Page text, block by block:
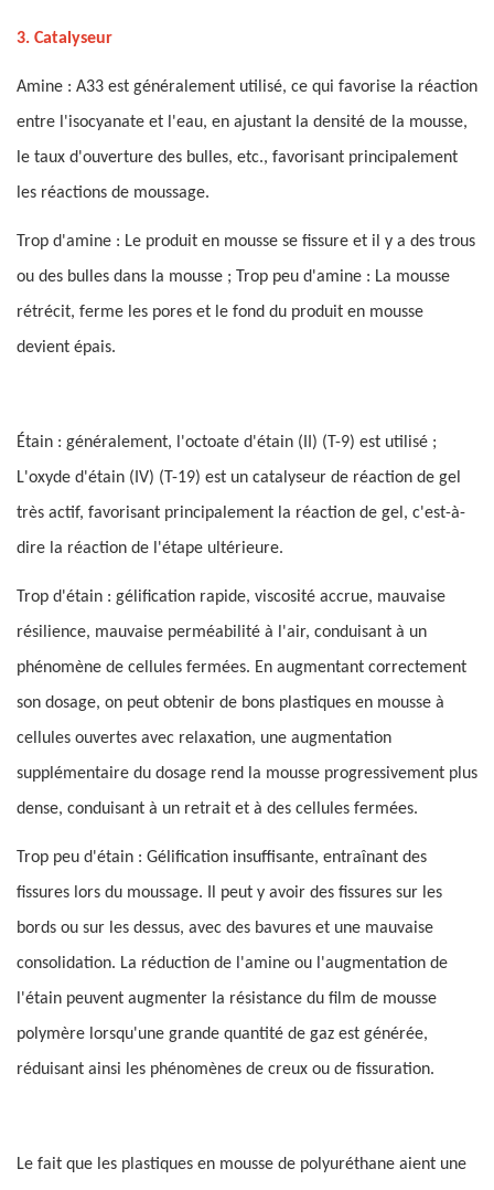
3. Catalyseur
Amine : A33 est généralement utilisé, ce qui favorise la réaction
entre l'isocyanate et l'eau, en ajustant la densité de la mousse,
le taux d'ouverture des bulles, etc., favorisant principalement
les réactions de moussage.
Trop d'amine : Le produit en mousse se fissure et il y a des trous
ou des bulles dans la mousse ; Trop peu d'amine : La mousse
rétrécit, ferme les pores et le fond du produit en mousse
devient épais.
Étain : généralement, l'octoate d'étain (II) (T-9) est utilisé ;
L'oxyde d'étain (IV) (T-19) est un catalyseur de réaction de gel
très actif, favorisant principalement la réaction de gel, c'est-à-
dire la réaction de l'étape ultérieure.
Trop d'étain : gélification rapide, viscosité accrue, mauvaise
résilience, mauvaise perméabilité à l'air, conduisant à un
phénomène de cellules fermées. En augmentant correctement
son dosage, on peut obtenir de bons plastiques en mousse à
cellules ouvertes avec relaxation, une augmentation
supplémentaire du dosage rend la mousse progressivement plus
dense, conduisant à un retrait et à des cellules fermées.
Trop peu d'étain : Gélification insuffisante, entraînant des
fissures lors du moussage. Il peut y avoir des fissures sur les
bords ou sur les dessus, avec des bavures et une mauvaise
consolidation. La réduction de l'amine ou l'augmentation de
l'étain peuvent augmenter la résistance du film de mousse
polymère lorsqu'une grande quantité de gaz est générée,
réduisant ainsi les phénomènes de creux ou de fissuration.
Le fait que les plastiques en mousse de polyuréthane aient une